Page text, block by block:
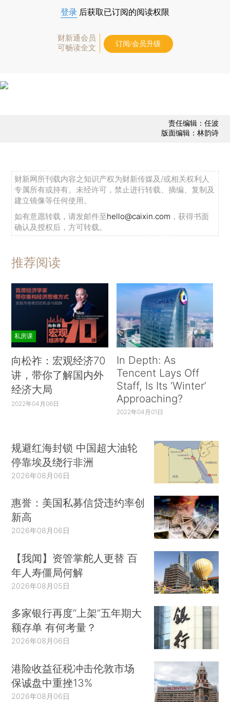
登录 后获取已订阅的阅读权限
财新通会员
可畅读全文
订阅/会员升级
责任编辑：任波
版面编辑：林韵诗
财新网所刊载内容之知识产权为财新传媒及/或相关权利人
专属所有或持有。未经许可，禁止进行转载、摘编、复制及
建立镜像等任何使用。
如有意愿转载，请发邮件至hello@caixin.com ，获得书面
确认及授权后，方可转载。
推荐阅读
私房课
向松祚：宏观经济70
讲，带你了解国内外
经济大局
2022年04月06日
In Depth: As
Tencent Lays Off
Staff, Is Its ‘Winter’
Approaching?
2022年04月01日
规避红海封锁 中国超大油轮
停靠埃及绕行非洲
2026年08月06日
惠誉：美国私募信贷违约率创
新高
2026年08月06日
【我闻】资管掌舵人更替 百
年人寿僵局何解
2026年08月05日
多家银行再度“上架”五年期大
额存单 有何考量？
2026年08月06日
港险收益征税冲击伦敦市场
保诚盘中重挫13%
2026年08月06日